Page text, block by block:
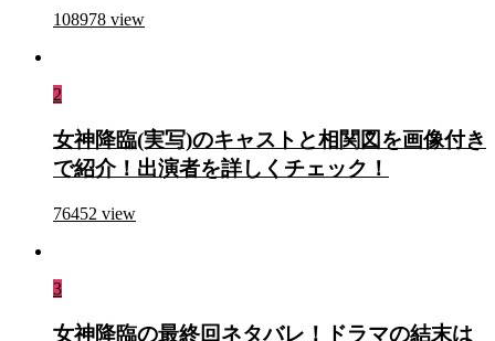
108978 view
2
女神降臨(実写)のキャストと相関図を画像付き
で紹介！出演者を詳しくチェック！
76452 view
3
女神降臨の最終回ネタバレ！ドラマの結末は